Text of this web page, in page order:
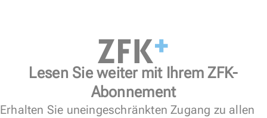
Lesen Sie weiter mit Ihrem ZFK-
Abonnement
Erhalten Sie uneingeschränkten Zugang zu allen